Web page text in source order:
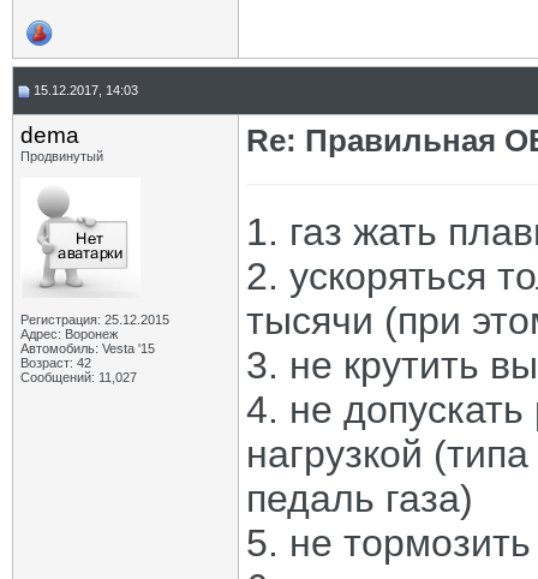
15.12.2017, 14:03
dema
Продвинутый
Регистрация: 25.12.2015
Адрес: Воронеж
Автомобиль: Vesta '15
Возраст: 42
Сообщений: 11,027
Re: Правильная
1. газ жать
2. ускоряться
тысячи (при
3. не крутить
4. не
нагрузкой
педаль газа)
5. не